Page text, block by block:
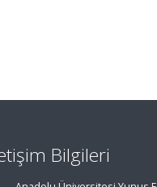
Bilgileri